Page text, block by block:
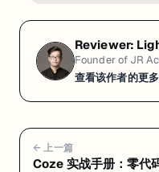
Reviewer:
Founder of JR
查看该作者的更
← 上一篇
Coze 实战手册：零代